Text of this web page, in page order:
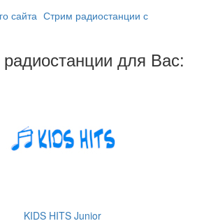
сайта Стрим радиостанции с
для Вас:
KIDS HITS Junior